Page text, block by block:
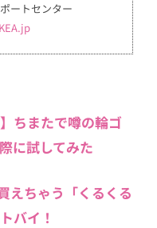
ートセンター
ちまたで噂の輪ゴ
に試してみた
えちゃう「くるくる
バイ！